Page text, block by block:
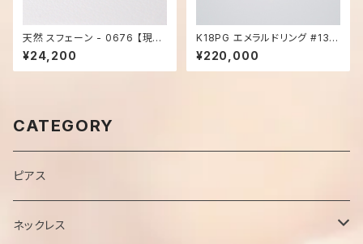
天然 スフェーン - 0676 【現品
限り】
¥24,200
K18PG エメラルドリング #13号
- 1042
¥220,000
CATEGORY
ピアス
ネックレス